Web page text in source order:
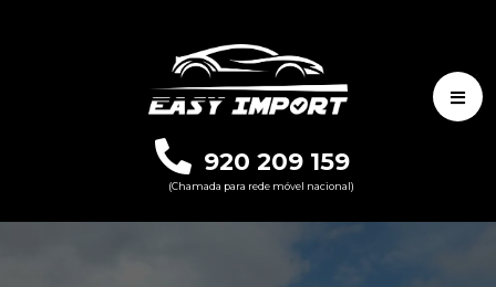
920 209 159
(Chamada para rede móvel nacional)